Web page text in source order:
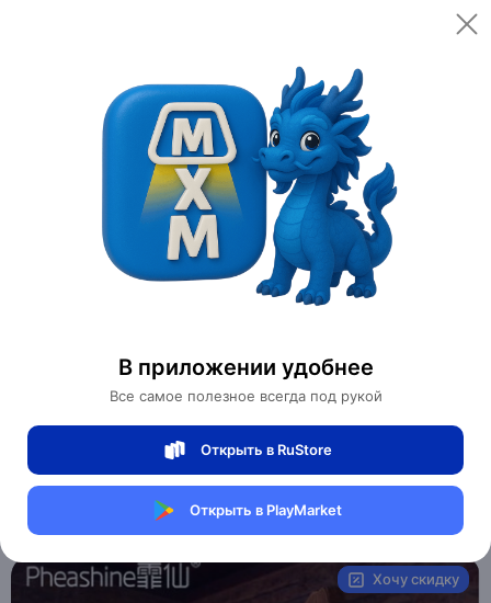
В приложении удобнее
Все самое полезное всегда под рукой
Открыть в RuStore
Открыть в PlayMarket
Открыть
Категории
Мебель для дома и офиса
Освещение для дома
Настенные светильники
Люстра ресторан кафе журнал
0 отзывов 0
Магазин Weller Store
Артикул:
Хочу скидку